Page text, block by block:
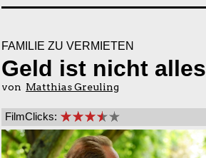
FAMILIE ZU VERMIETEN
Geld ist nicht alles
von Matthias Greuling
FilmClicks: